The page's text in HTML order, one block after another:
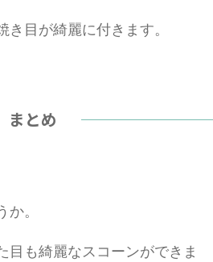
目が綺麗に付きます。
まとめ
。
目も綺麗なスコーンができま